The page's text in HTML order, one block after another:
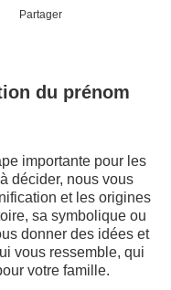
Partager
du prénom
importante pour les
décider, nous vous
et les origines
sa symbolique ou
donner des idées et
vous ressemble, qui
votre famille.